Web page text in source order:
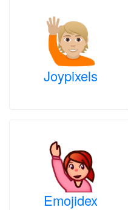
Joypixels
Emojidex